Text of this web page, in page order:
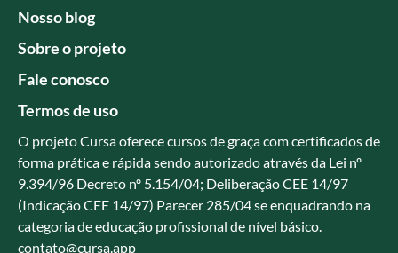
Nosso blog
Sobre o projeto
Fale conosco
Termos de uso
O projeto Cursa oferece cursos de graça com certificados de
forma prática e rápida sendo autorizado através da Lei nº
9.394/96 Decreto nº 5.154/04; Deliberação CEE 14/97
(Indicação CEE 14/97) Parecer 285/04 se enquadrando na
categoria de educação profissional de nível básico.
contato@cursa.app